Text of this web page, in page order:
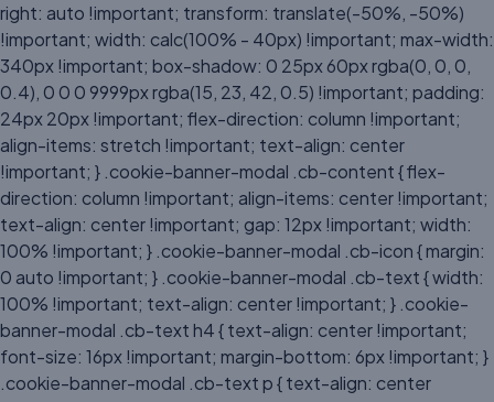
right: auto !important; transform: translate(-50%, -50%)
!important; width: calc(100% - 40px) !important; max-width:
340px !important; box-shadow: 0 25px 60px rgba(0, 0, 0,
0.4), 0 0 0 9999px rgba(15, 23, 42, 0.5) !important; padding:
24px 20px !important; flex-direction: column !important;
align-items: stretch !important; text-align: center
!important; } .cookie-banner-modal .cb-content { flex-
direction: column !important; align-items: center !important;
text-align: center !important; gap: 12px !important; width:
100% !important; } .cookie-banner-modal .cb-icon { margin:
0 auto !important; } .cookie-banner-modal .cb-text { width:
100% !important; text-align: center !important; } .cookie-
banner-modal .cb-text h4 { text-align: center !important;
font-size: 16px !important; margin-bottom: 6px !important; }
.cookie-banner-modal .cb-text p { text-align: center